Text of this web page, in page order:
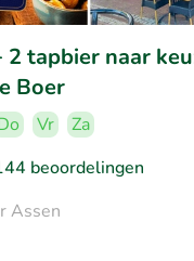
2 tapbier naar
Boer
Vr
Za
beoordelingen
Assen